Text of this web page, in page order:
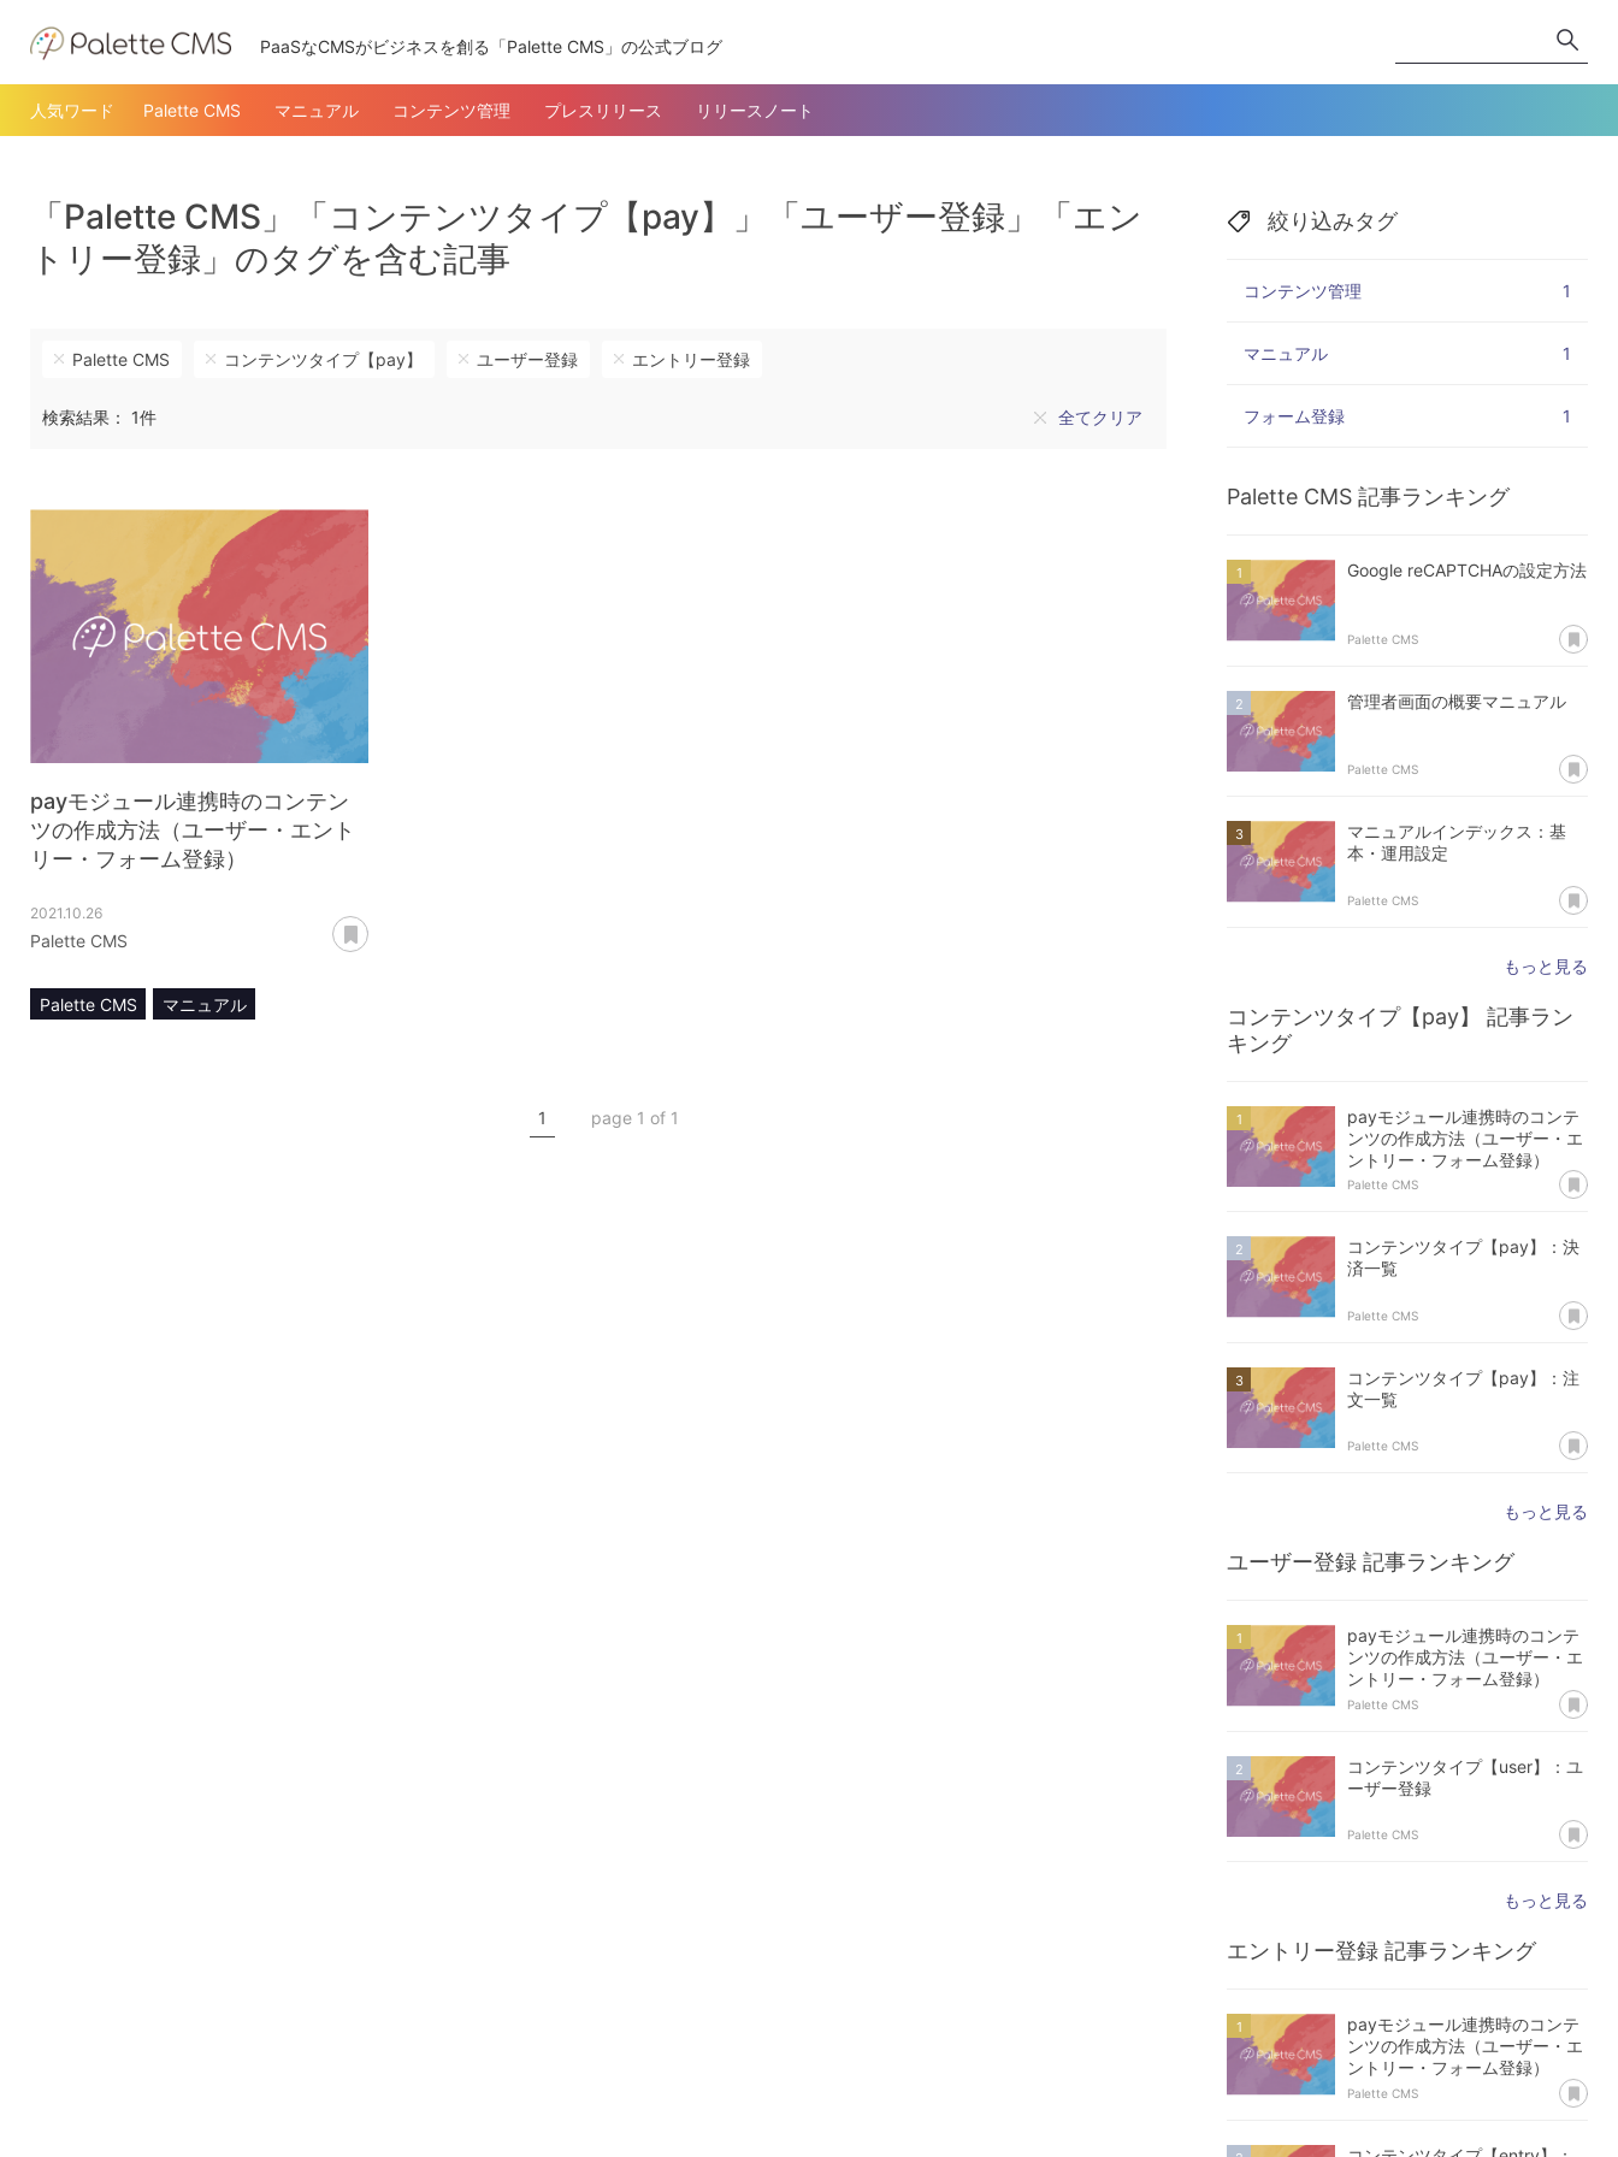
PaaSなCMSがビジネスを創る「Palette CMS」の公式ブログ
人気ワード Palette CMS マニュアル コンテンツ管理 プレスリリース リリースノート
「Palette CMS」「コンテンツタイプ【pay】」「ユーザー登録」「エン
トリー登録」のタグを含む記事
Palette CMS コンテンツタイプ【pay】 ユーザー登録 エントリー登録
検索結果： 1件 全てクリア
payモジュール連携時のコンテン
ツの作成方法（ユーザー・エント
リー・フォーム登録）
2021.10.26
Palette CMS
Palette CMS
マニュアル
1 page 1 of 1
絞り込みタグ
コンテンツ管理 1
マニュアル 1
フォーム登録 1
Palette CMS 記事ランキング
Google reCAPTCHAの設定方法
Palette CMS あ
管理者画面の概要マニュアル
Palette CMS あ
マニュアルインデックス：基
本・運用設定
Palette CMS あ
もっと見る
コンテンツタイプ【pay】
記事ラン
キング
payモジュール連携時のコンテ
ンツの作成方法（ユーザー・エ
ントリー・フォーム登録）
Palette CMS あ
コンテンツタイプ【pay】：決
済一覧
Palette CMS あ
コンテンツタイプ【pay】：注
文一覧
Palette CMS あ
もっと見る
ユーザー登録 記事ランキング
payモジュール連携時のコンテ
ンツの作成方法（ユーザー・エ
ントリー・フォーム登録）
Palette CMS あ
コンテンツタイプ【user】：ユ
ーザー登録
Palette CMS あ
もっと見る
エントリー登録 記事ランキング
payモジュール連携時のコンテ
ンツの作成方法（ユーザー・エ
ントリー・フォーム登録）
Palette CMS あ